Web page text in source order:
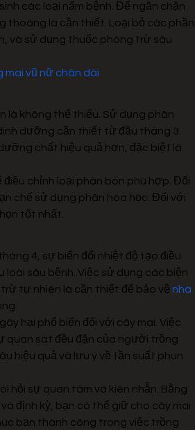
các loại nấm bệnh. Để ngăn chặn
thoáng là cần thiết. Loại bỏ các phần
và sử dụng thuốc phòng trừ sâu
mai vũ nữ chân dài
là không thể thiếu. Sử dụng phân
dưỡng cần thiết từ đầu tháng 3.
chất hiệu quả hơn, đặc biệt là
chỉnh loại phân bón phù hợp. Đối
chế sử dụng phân hóa học. Đối với
tốt nhất.
4, sự biến đổi nhiệt độ tạo điều
loài sâu bệnh. Việc sử dụng các biện
tự nhiên là cần thiết để bảo vệ nhà
hại phổ biến đối với cây mai. Việc
quan sát đều đặn của người trồng
hiệu quả và lưu ý về tần suất phun
hỏi sự quan tâm và kiên nhẫn. Bằng
định kỳ, bạn có thể giữ cho cây mai
bạn thành công trong việc trồng